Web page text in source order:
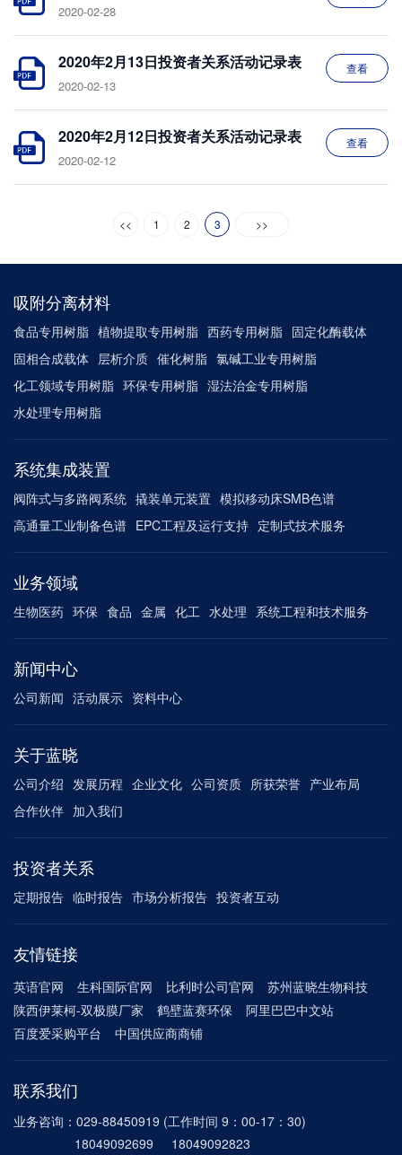
2020-02-28
2020年2月13日投资者关系活动记录表
2020-02-13
查看
2020年2月12日投资者关系活动记录表
2020-02-12
查看
<< 1 2 3 >>
吸附分离材料
食品专用树脂 植物提取专用树脂 西药专用树脂 固定化酶载体
固相合成载体 层析介质 催化树脂 氯碱工业专用树脂
化工领域专用树脂 环保专用树脂 湿法治金专用树脂
水处理专用树脂
系统集成装置
阀阵式与多路阀系统 撬装单元装置 模拟移动床SMB色谱
高通量工业制备色谱 EPC工程及运行支持 定制式技术服务
业务领域
生物医药 环保 食品 金属 化工 水处理 系统工程和技术服务
新闻中心
公司新闻 活动展示 资料中心
关于蓝晓
公司介绍 发展历程 企业文化 公司资质 所获荣誉 产业布局
合作伙伴 加入我们
投资者关系
定期报告 临时报告 市场分析报告 投资者互动
友情链接
英语官网 生科国际官网 比利时公司官网
苏州蓝晓生物科技
陕西伊莱柯-双极膜厂家
鹤壁蓝赛环保
阿里巴巴中文站
百度爱采购平台
中国供应商商铺
联系我们
业务咨询：029-88450919 (工作时间 9：00-17：30)
18049092699 18049092823